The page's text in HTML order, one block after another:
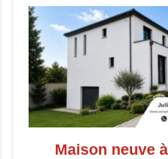
Maison neuve